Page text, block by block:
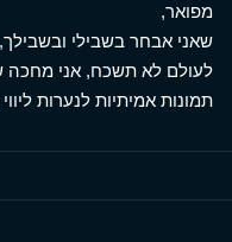
מפואר,
שאני אבחר בשבילי
לעולם לא תשכח, אני מחכה
תמונות אמיתיות לנערות